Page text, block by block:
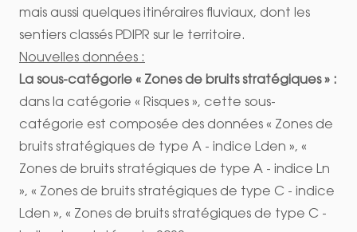
mais aussi quelques itinéraires fluviaux, dont les
sentiers classés PDIPR sur le territoire.
Nouvelles données :
La sous-catégorie « Zones de bruits stratégiques » :
dans la catégorie « Risques », cette sous-
catégorie est composée des données « Zones de
bruits stratégiques de type A - indice Lden », «
Zones de bruits stratégiques de type A - indice Ln
», « Zones de bruits stratégiques de type C - indice
Lden », « Zones de bruits stratégiques de type C -